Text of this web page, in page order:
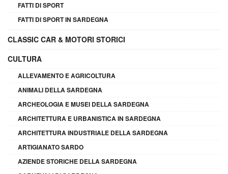
FATTI DI SPORT
FATTI DI SPORT IN SARDEGNA
CLASSIC CAR & MOTORI STORICI
CULTURA
ALLEVAMENTO E AGRICOLTURA
ANIMALI DELLA SARDEGNA
ARCHEOLOGIA E MUSEI DELLA SARDEGNA
ARCHITETTURA E URBANISTICA IN SARDEGNA
ARCHITETTURA INDUSTRIALE DELLA SARDEGNA
ARTIGIANATO SARDO
AZIENDE STORICHE DELLA SARDEGNA